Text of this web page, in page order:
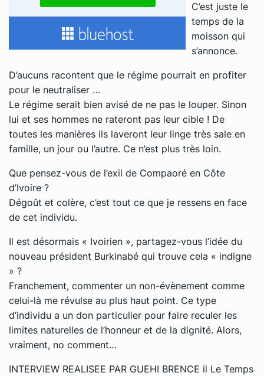
C’est juste le
temps de la
moisson qui
s’annonce.
D’aucuns racontent que le régime pourrait en profiter
pour le neutraliser …
Le régime serait bien avisé de ne pas le louper. Sinon
lui et ses hommes ne rateront pas leur cible ! De
toutes les manières ils laveront leur linge très sale en
famille, un jour ou l’autre. Ce n’est plus très loin.
Que pensez-vous de l’exil de Compaoré en Côte
d’Ivoire ?
Dégoût et colère, c’est tout ce que je ressens en face
de cet individu.
Il est désormais « Ivoirien », partagez-vous l’idée du
nouveau président Burkinabé qui trouve cela « indigne
» ?
Franchement, commenter un non-évènement comme
celui-là me révulse au plus haut point. Ce type
d’individu a un don particulier pour faire reculer les
limites naturelles de l’honneur et de la dignité. Alors,
vraiment, no comment…
INTERVIEW REALISEE PAR GUEHI BRENCE il Le Temps